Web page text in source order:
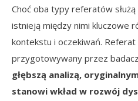
Choć oba typy referatów
istnieją między nimi kluczowe
kontekstu i oczekiwań.
przygotowywany przez
głębszą analizą,
stanowi wkład w rozwój